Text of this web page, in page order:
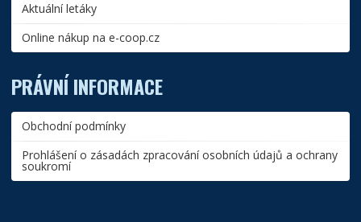
Aktuální letáky
Online nákup na e-coop.cz
PRÁVNÍ INFORMACE
Obchodní podmínky
Prohlášení o zásadách zpracování osobních údajů a ochrany
soukromí